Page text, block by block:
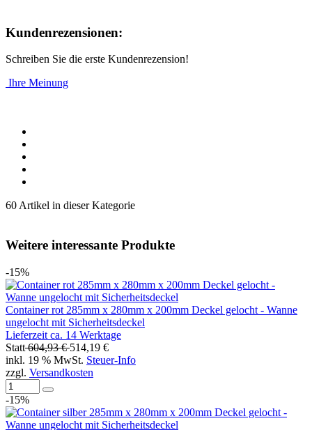
Kundenrezensionen:
Schreiben Sie die erste Kundenrezension!
Ihre Meinung
60 Artikel in dieser Kategorie
Weitere interessante Produkte
-15%
Container rot 285mm x 280mm x 200mm Deckel gelocht - Wanne
ungelocht mit Sicherheitsdeckel
Lieferzeit ca. 14 Werktage
Statt604,93 €514,19 €
inkl. 19 % MwSt. Steuer-Info
zzgl. Versandkosten
-15%